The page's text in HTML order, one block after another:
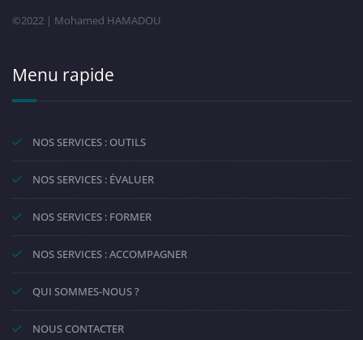
©2022 | Mohamed HAMADOU
Menu rapide
NOS SERVICES : OUTILS
NOS SERVICES : ÉVALUER
NOS SERVICES : FORMER
NOS SERVICES : ACCOMPAGNER
QUI SOMMES-NOUS ?
NOUS CONTACTER